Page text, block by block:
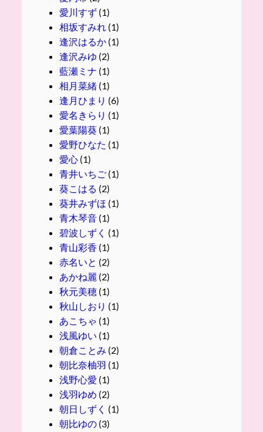
愛川すず(1)
相坂すみれ(1)
逢沢はるか(1)
逢沢みゆ (2)
藍瀬ミナ (1)
相月菜緒(1)
逢月ひまり (6)
愛名きらり (1)
愛葉陽葵(1)
愛野ひなた (1)
愛心(1)
青井いちご(1)
葵こはる (2)
葵井みずほ (1)
青木琴音(1)
碧波しずく (1)
青山彩香 (1)
赤名いと (2)
あかね麗 (2)
秋元美穂(1)
秋山しおり (1)
あこちゃ (1)
浅風ゆい (1)
朝倉ことみ (2)
朝比奈柚羽 (1)
浅野心愛 (1)
浅羽ゆめ (2)
朝日しずく (1)
朝比ゆの(3)